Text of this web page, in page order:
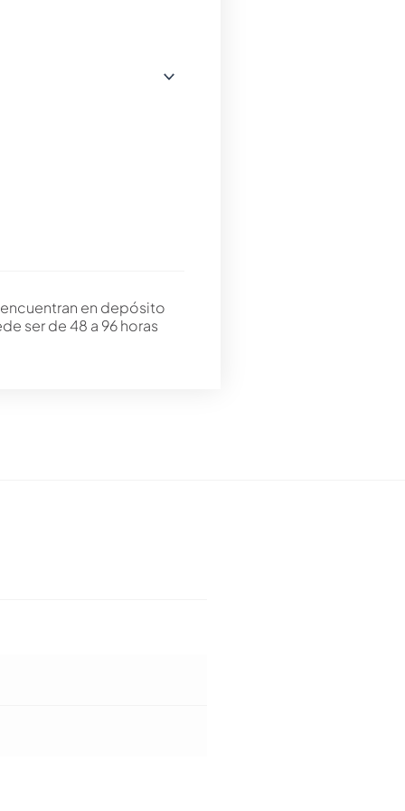
en depósito
ser de 48 a 96 horas